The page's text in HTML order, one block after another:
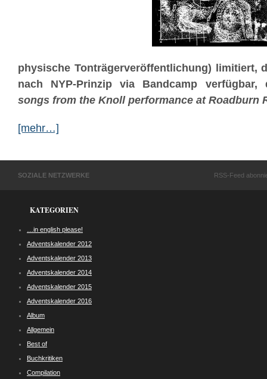
physische Tonträgerveröffentlichung) limitiert,
nach NYP-Prinzip via Bandcamp verfügbar,
songs from the Knoll performance at Roadburn
[mehr…]
SOZIALE NETZWERKE RSS-Feed
KATEGORIEN
…in english please!
Adventskalender 2012
Adventskalender 2013
Adventskalender 2014
Adventskalender 2015
Adventskalender 2016
Album
Allgemein
Best of
Buchkritiken
Compilation